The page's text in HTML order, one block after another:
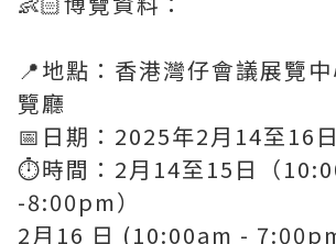
📍地點：香港灣仔會議展覽
覽廳
📅日期：2025年2月14至16日
⏱️時間：2月14至15日（
-8:00pm）
2月16 日 (10:00am -